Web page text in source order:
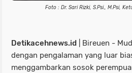
Foto : Dr. Sari Rizki, S.Psi., M.Psi,
Detikacehnews.id
| Bireuen -
dengan pengalaman yang luar
menggambarkan sosok